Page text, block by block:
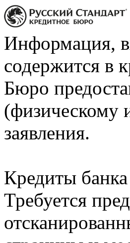
Информация,
содержится в
Бюро
(физическому
заявления.
Кредиты
Требуется